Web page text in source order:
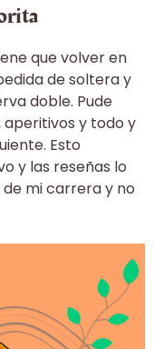
que volver en
de soltera y
doble. Pude
y todo y
Esto
y las reseñas lo
de mi carrera y no